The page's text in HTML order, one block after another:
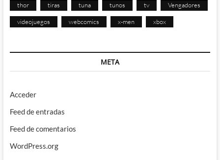
thor tiras tuna tunos tv Vengadores
videojuegos webcomics x-men xbox
META
Acceder
Feed de entradas
Feed de comentarios
WordPress.org